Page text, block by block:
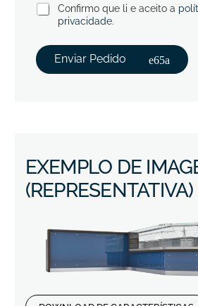
Confirmo que li e aceito a
privacidade.
Enviar Pedido
EXEMPLO DE
(REPRESENTATIVA)